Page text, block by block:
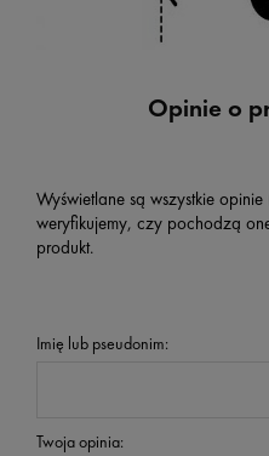
Opinie o
Wyświetlane są wszystkie
weryfikujemy, czy pochodzą
produkt.
Imię lub pseudonim:
Twoja opinia: